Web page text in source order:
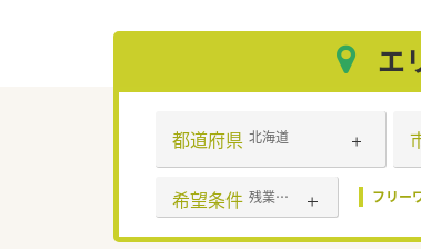
エ
都道府県 北海道
希望条件 残業なし(ほぼなし含む) フリー